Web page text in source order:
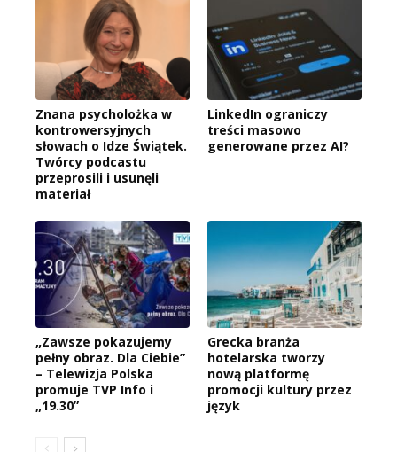
Znana psycholożka w
kontrowersyjnych
słowach o Idze Świątek.
Twórcy podcastu
przeprosili i usunęli
materiał
LinkedIn ograniczy
treści masowo
generowane przez AI?
„Zawsze pokazujemy
pełny obraz. Dla Ciebie”
– Telewizja Polska
promuje TVP Info i
„19.30”
Grecka branża
hotelarska tworzy
nową platformę
promocji kultury przez
język